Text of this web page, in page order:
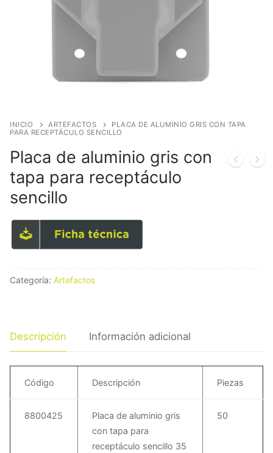
INICIO ARTEFACTOS
PLACA DE ALUMINIO GRIS CON TAPA
PARA RECEPTÁCULO SENCILLO
Placa de aluminio gris con
tapa para receptáculo
sencillo
Categoría: Artefactos
Descripción Información adicional
Código Descripción Piezas
8800425
Placa de aluminio gris
con tapa para
receptáculo sencillo 35
50